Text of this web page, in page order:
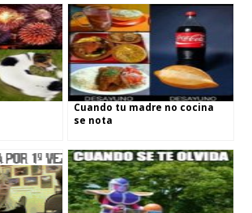
Cuando tu madre no cocina
se nota